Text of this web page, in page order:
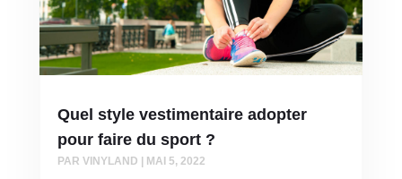
Quel style vestimentaire adopter
pour faire du sport ?
PAR VINYLAND | MAI 5, 2022